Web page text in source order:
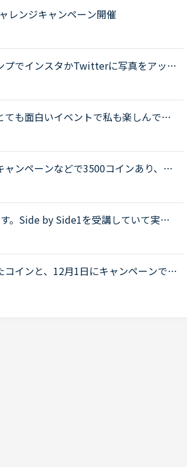
レンジキャンペーン開催
プでインスタかTwitterに写真をアップ
しましたか？私は何人かと写真はと
も面白いイベントで私も楽しんでい
い出せなくて困ってます^_^;なにか
ンペーンなどで3500コインあり、期
消費し続けました。ただ、お気に入
。Side by Side1を受講していて実践
今まで受講しました。マンスリース
インと、12月1日にキャンペーンで取
ちらが優先的に消費されますか？キ